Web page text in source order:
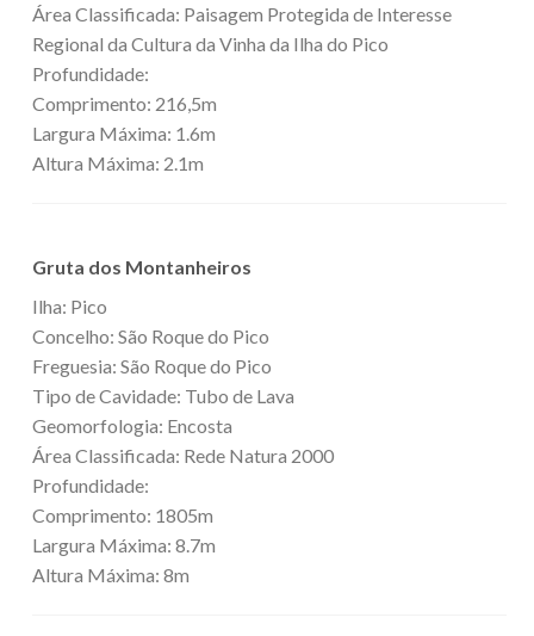
Área Classificada: Paisagem Protegida de Interesse
Regional da Cultura da Vinha da Ilha do Pico
Profundidade:
Comprimento: 216,5m
Largura Máxima: 1.6m
Altura Máxima: 2.1m
Gruta dos Montanheiros
Ilha: Pico
Concelho: São Roque do Pico
Freguesia: São Roque do Pico
Tipo de Cavidade: Tubo de Lava
Geomorfologia: Encosta
Área Classificada: Rede Natura 2000
Profundidade:
Comprimento: 1805m
Largura Máxima: 8.7m
Altura Máxima: 8m